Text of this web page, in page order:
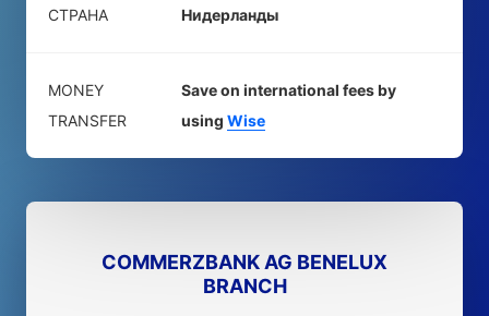
СТРАНА Нидерланды
MONEY
TRANSFER
Save on international fees by
using Wise
COMMERZBANK AG BENELUX
BRANCH